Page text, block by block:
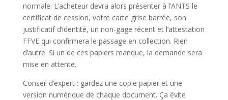
normale. L’acheteur devra alors présenter à l’ANTS le
certificat de cession, votre carte grise barrée, son
justificatif d’identité, un non-gage récent et l’attestation
FFVE qui confirmera le passage en collection. Rien
d’autre. Si un de ces papiers manque, la demande sera
mise en attente.
Conseil d’expert : gardez une copie papier et une
version numérique de chaque document. Ça évite